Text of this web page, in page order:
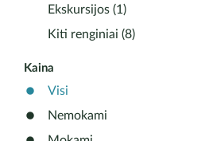
Ekskursijos (1)
Kiti renginiai (8)
Kaina
Visi
Nemokami